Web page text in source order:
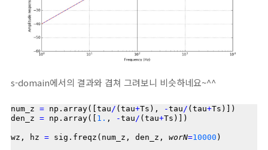
s-domain에서의 결과와 겹쳐 그려보니 비슷하네요~^^
num_z = np.array([tau / (tau+Ts), -tau / (tau+Ts)])
den_z = np.array([ 1. , -tau / (tau+Ts)])
wz, hz = sig.freqz(num_z, den_z, worN=10000 )